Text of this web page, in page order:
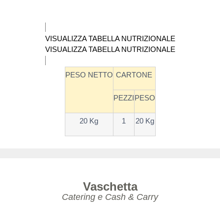
PESO NETTO CARTONE
PEZZIPESO
20 Kg 1 20 Kg
VISUALIZZA TABELLA NUTRIZIONALE
VISUALIZZA TABELLA NUTRIZIONALE
Vaschetta
Catering e Cash & Carry